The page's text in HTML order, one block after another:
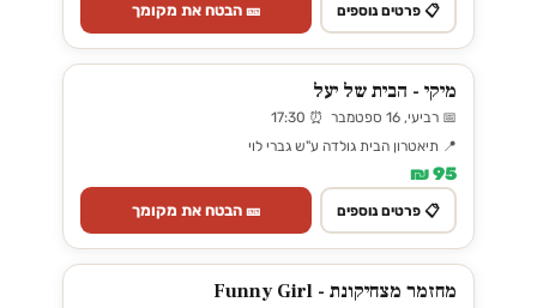
📋 פרטים נוספים 🎫 הבטח את מקומך
מיקי - הבית של יעל
📅 רביעי, 16 ספטמבר ⏰ 17:30
📍 תיאטרון הבית גולדה ע"ש גברי לוי
95 ₪
📋 פרטים נוספים 🎫 הבטח את מקומך
מחזמר מצחיקונת - Funny Girl